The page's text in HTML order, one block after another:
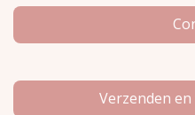
Verzenden